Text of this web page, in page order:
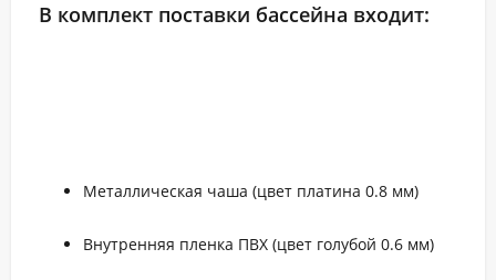
В комплект поставки бассейна входит:
Металлическая чаша (цвет платина 0.8 мм)
Внутренняя пленка ПВХ (цвет голубой 0.6 мм)